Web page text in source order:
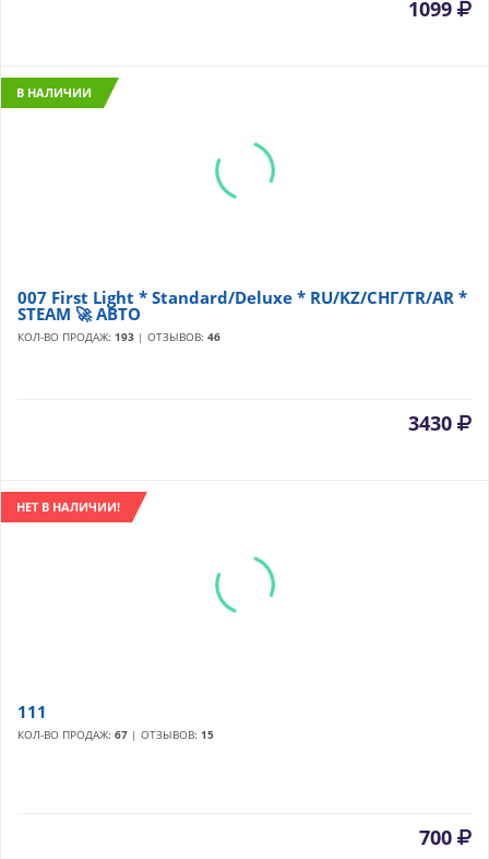
1099
В НАЛИЧИИ
007 First Light * Standard/Deluxe * RU/KZ/СНГ/TR/AR *
STEAM 🚀 АВТО
КОЛ-ВО ПРОДАЖ: 193 | ОТЗЫВОВ: 46
3430
НЕТ В НАЛИЧИИ!
111
КОЛ-ВО ПРОДАЖ: 67 | ОТЗЫВОВ: 15
700